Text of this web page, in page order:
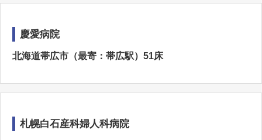
慶愛病院
北海道帯広市（最寄：帯広駅）51床
札幌白石産科婦人科病院